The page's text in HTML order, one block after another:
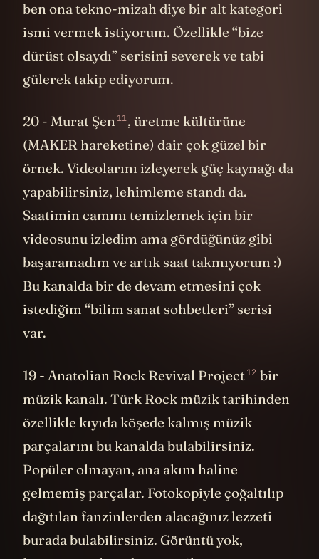
ben ona tekno-mizah diye bir alt kategori
ismi vermek istiyorum. Özellikle “bize
dürüst olsaydı” serisini severek ve tabi
gülerek takip ediyorum.
20 - Murat Şen 11, üretme kültürüne
(MAKER hareketine) dair çok güzel bir
örnek. Videolarını izleyerek güç kaynağı da
yapabilirsiniz, lehimleme standı da.
Saatimin camını temizlemek için bir
videosunu izledim ama gördüğünüz gibi
başaramadım ve artık saat takmıyorum :)
Bu kanalda bir de devam etmesini çok
istediğim “bilim sanat sohbetleri” serisi
var.
19 - Anatolian Rock Revival Project12 bir
müzik kanalı. Türk Rock müzik tarihinden
özellikle kıyıda köşede kalmış müzik
parçalarını bu kanalda bulabilirsiniz.
Popüler olmayan, ana akım haline
gelmemiş parçalar. Fotokopiyle çoğaltılıp
dağıtılan fanzinlerden alacağınız lezzeti
burada bulabilirsiniz. Görüntü yok,